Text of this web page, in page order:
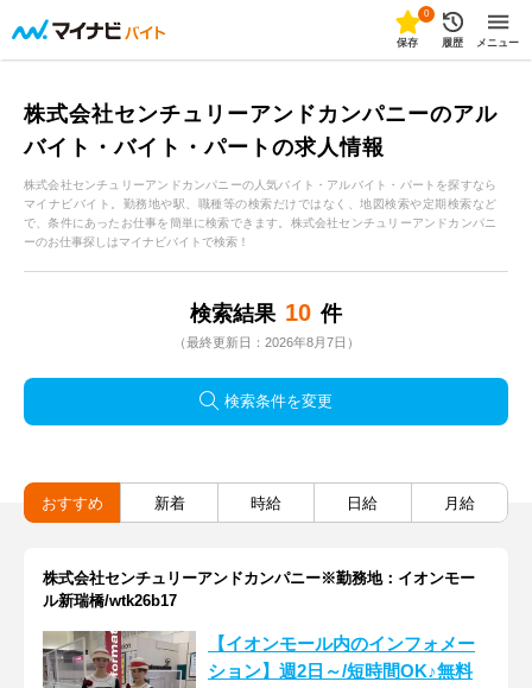
0
保存 履歴 メニュー
株式会社センチュリーアンドカンパニーのアル
バイト・バイト・パートの求人情報
株式会社センチュリーアンドカンパニーの人気バイト・アルバイト・パートを探すなら
マイナビバイト。勤務地や駅、職種等の検索だけではなく、地図検索や定期検索など
で、条件にあったお仕事を簡単に検索できます。株式会社センチュリーアンドカンパニ
ーのお仕事探しはマイナビバイトで検索！
検索結果 10 件
（最終更新日：2026年8月7日）
検索条件を変更
おすすめ 新着 時給 日給 月給
株式会社センチュリーアンドカンパニー※勤務地：イオンモー
ル新瑞橋/wtk26b17
【イオンモール内のインフォメー
ション】週2日～/短時間OK♪無料